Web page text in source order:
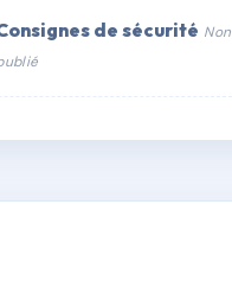
de sécurité Non